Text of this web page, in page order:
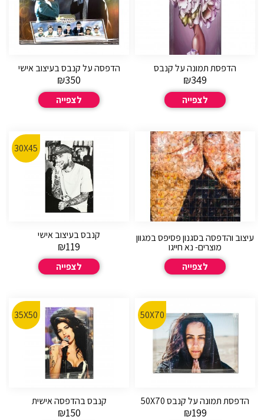
הדפסת תמונה על קנבס
₪349
לצפייה
הדפסה על קנבס בעיצוב אישי
₪350
לצפייה
עיצוב והדפסה בסגנון פסיפס במגוון
מוצרים- נא חייגו
לצפייה
30X45
קנבס בעיצוב אישי
₪119
לצפייה
50X70
הדפסת תמונה על קנבס 50X70
₪199
35X50
קנבס בהדפסה אישית
₪150